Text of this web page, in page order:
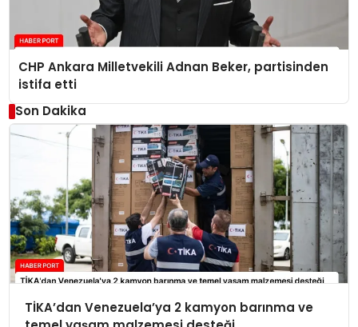
CHP Ankara Milletvekili Adnan Beker, partisinden
istifa etti
Son Dakika
TİKA’dan Venezuela’ya 2 kamyon barınma ve